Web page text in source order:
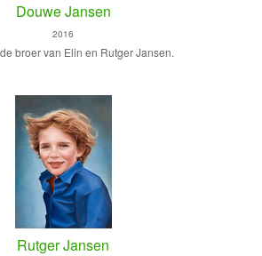
Douwe Jansen
2016
broer van Elin en Rutger Jansen.
Rutger Jansen